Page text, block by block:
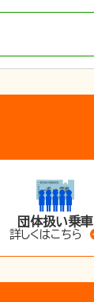
団体扱い乗車
詳しくはこちら